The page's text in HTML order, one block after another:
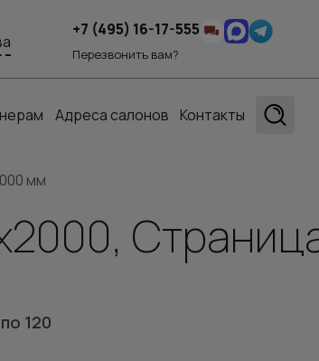
+7 (495) 16-17-555
Перезвонить вам?
Адреса салонов Контакты
мм
по 120